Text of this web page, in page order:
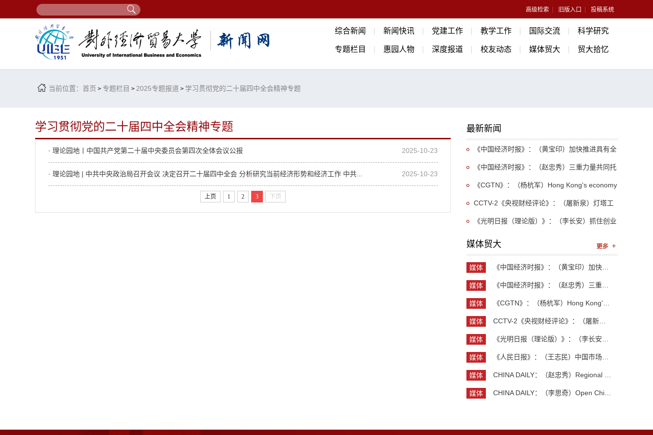
高级检索 旧版入口 投稿系统
综合新闻 新闻快讯 党建工作 教学工作 国际交流 科学研究
专题栏目 惠园人物 深度报道 校友动态 媒体贸大 贸大拾忆
当前位置： 首页 > 专题栏目 > 2025专题报道 > 学习贯彻党的二十届四中全会精神专题
学习贯彻党的二十届四中全会精神专题
2025-10-23
· 理论园地丨中国共产党第二十届中央委员会第四次全体会议公报
2025-10-23
· 理论园地 | 中共中央政治局召开会议 决定召开二十届四中全会 分析研究当前经济形势和经济工作 中共...
上页 1 2 3 下页
最新新闻
《中国经济时报》：（黄宝印）加快推进具有全
球影响力的教育中心、科学中心、人才中心建设
《中国经济时报》：（赵忠秀）三重力量共同托
举中国外贸逆势上扬
《CGTN》：（杨杭军）Hong Kong's economy
maintains steady momentum, strengthening its
financial hub status
CCTV-2《央视财经评论》：（屠新泉）灯塔工
厂 中国点“亮”
《光明日报（理论版）》：（李长安）抓住创业
新机遇 激发创业新热潮
媒体贸大
媒体
媒体
媒体
媒体
媒体
媒体
媒体
媒体